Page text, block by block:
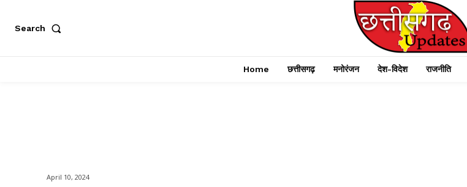
Search
Home छत्तीसगढ़ मनोरंजन देश-विदेश राजनीति
April 10, 2024